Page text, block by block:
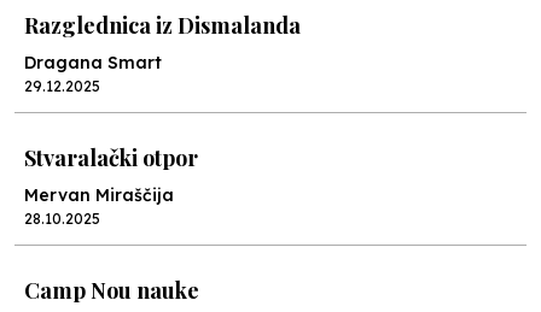
Razglednica iz Dismalanda
Dragana Smart
29.12.2025
Stvaralački otpor
Mervan Miraščija
28.10.2025
Camp Nou nauke